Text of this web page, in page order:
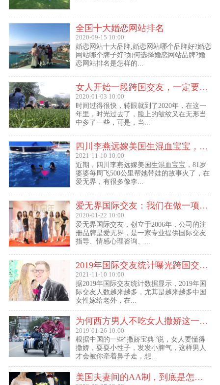
全国十大婚恋网站排名
2020-09-15 10:00
婚恋网站十大品牌,婚恋网站哪个品牌好?婚恋
网站哪个牌子好?如何选择婚恋网站品牌?婚
恋网站排名是怎样的...
女人开始一段跨国交友，一定要问自己这几个问题
2020-01-03 10:00
时间过得很快，转眼就到了2020年，在这一
年里，时光过去了，脸上的皱纹又在无形当
中多了一些，可是，当...
四川李燕远嫁美国生混血宝宝，这些跨国交友的真实故事可能你还没听过！
2021-11-10 10:00
近期，四川李燕远嫁美国生混血宝宝，81岁
婆婆每周飞500公里帮她带娃的故事火了，在
爱无界，有很多像李...
爱无界国际交友：我们在做一项关于女人幸福的事业
2020-01-22 10:00
爱无界国际交友，创立于2006年，公司的注
册品牌是爱无界，是一家专业提供国际交友
指导、情感心理咨询、...
2019年国际交友统计曝光跨国交友惊人内幕：女性嫁给老外比男士娶外国老婆数量更多
2021-11-10 10:00
据2019年国际交友统计数据显示，2019年国
际交友人数越来越多，尤其是越来越多中国
女性嫁给老外，在...
为何西方男人不吃女人撒娇这一套？
2019-01-26 10:00
根据中国的一些"撒娇宝典"说，女人要懂得
撒娇，耍耍小性子，发发小脾气，这样男人
才会被你牵着鼻子走，想...
美国夫妻间的AA制，到底是怎么回事？